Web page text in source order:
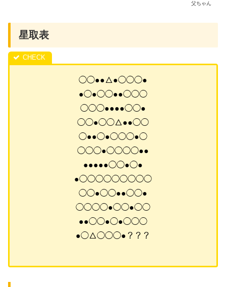
父ちゃん
星取表
◯◯●●△●◯◯◯●
●◯●◯◯●●◯◯◯
◯◯◯●●●●◯◯●
◯◯●◯◯△●●◯◯
◯●●◯●◯◯◯●◯
◯◯◯●◯◯◯◯●●
●●●●●◯◯●◯●
●◯◯◯◯◯◯◯◯◯
◯◯●◯◯●●◯◯●
◯◯◯◯●◯◯●◯◯
●●◯◯●◯●◯◯◯
●◯△◯◯◯●？？？